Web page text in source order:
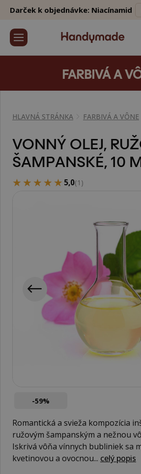
Darček k objednávke: Niacínamid
FARBIVÁ A
HLAVNÁ STRÁNKA FARBIVÁ A VÔNE
VONNÝ OLEJ,
ŠAMPANSKÉ, 10
★★★★★
★★★★★ 5,0(1)
-59%
Romantická a svieža kompozícia
ružovým šampanským a nežnou
Iskrivá vôňa vínnych bubliniek sa
kvetinovou a ovocnou... celý popis